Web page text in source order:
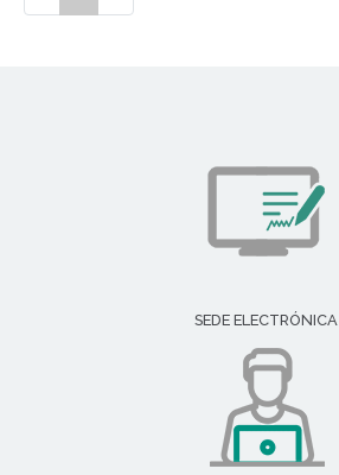
SEDE ELECTRÓNICA